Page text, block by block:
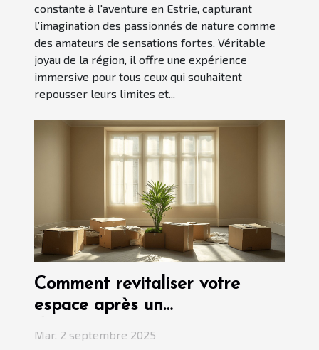
constante à l'aventure en Estrie, capturant
l’imagination des passionnés de nature comme
des amateurs de sensations fortes. Véritable
joyau de la région, il offre une expérience
immersive pour tous ceux qui souhaitent
repousser leurs limites et...
Comment revitaliser votre
espace après un
Mar. 2 septembre 2025